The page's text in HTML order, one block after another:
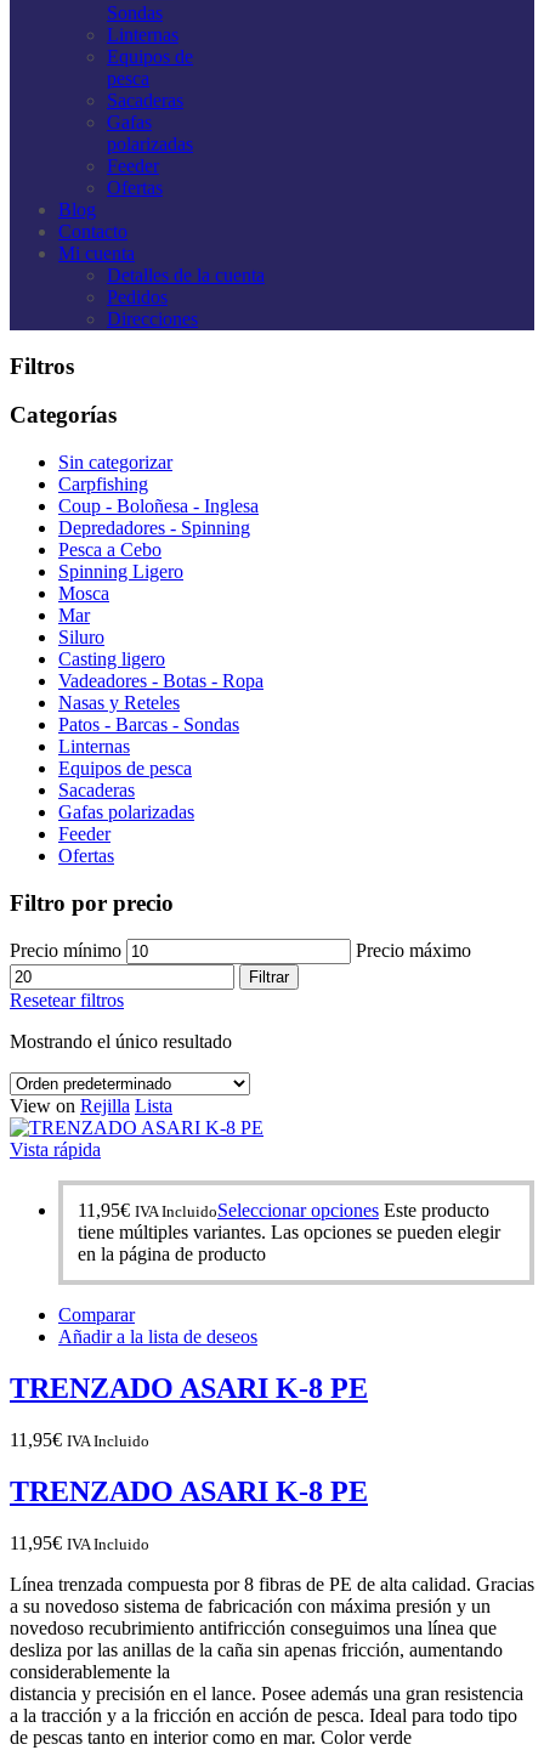
Sondas
Linternas
Equipos de
pesca
Sacaderas
Gafas
polarizadas
Feeder
Ofertas
Blog
Contacto
Mi cuenta
Detalles de la cuenta
Pedidos
Direcciones
Filtros
Categorías
Sin categorizar
Carpfishing
Coup - Boloñesa - Inglesa
Depredadores - Spinning
Pesca a Cebo
Spinning Ligero
Mosca
Mar
Siluro
Casting ligero
Vadeadores - Botas - Ropa
Nasas y Reteles
Patos - Barcas - Sondas
Linternas
Equipos de pesca
Sacaderas
Gafas polarizadas
Feeder
Ofertas
Filtro por precio
Precio mínimo Precio máximo
Filtrar
Resetear filtros
Mostrando el único resultado
View on Rejilla Lista
Vista rápida
11,95€ IVA IncluidoSeleccionar opciones Este producto
tiene múltiples variantes. Las opciones se pueden elegir
en la página de producto
Comparar
Añadir a la lista de deseos
TRENZADO ASARI K-8 PE
11,95€ IVA Incluido
TRENZADO ASARI K-8 PE
11,95€ IVA Incluido
Línea trenzada compuesta por 8 fibras de PE de alta calidad. Gracias
a su novedoso sistema de fabricación con máxima presión y un
novedoso recubrimiento antifricción conseguimos una línea que
desliza por las anillas de la caña sin apenas fricción, aumentando
considerablemente la
distancia y precisión en el lance. Posee además una gran resistencia
a la tracción y a la fricción en acción de pesca. Ideal para todo tipo
de pescas tanto en interior como en mar. Color verde